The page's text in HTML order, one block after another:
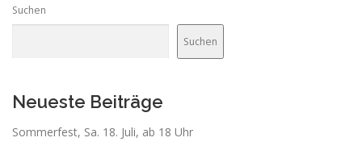
Suchen
Suchen
Neueste Beiträge
Sommerfest, Sa. 18. Juli, ab 18 Uhr